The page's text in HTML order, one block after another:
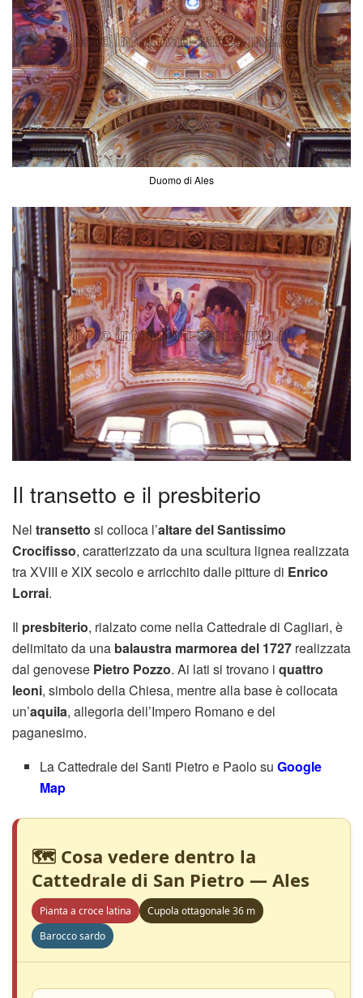
Duomo di Ales
Il transetto e il presbiterio
Nel transetto si colloca l’altare del Santissimo
Crocifisso, caratterizzato da una scultura lignea realizzata
tra XVIII e XIX secolo e arricchito dalle pitture di Enrico
Lorrai.
Il presbiterio, rialzato come nella Cattedrale di Cagliari, è
delimitato da una balaustra marmorea del 1727 realizzata
dal genovese Pietro Pozzo. Ai lati si trovano i quattro
leoni, simbolo della Chiesa, mentre alla base è collocata
un’aquila, allegoria dell’Impero Romano e del
paganesimo.
La Cattedrale dei Santi Pietro e Paolo suGoogle
Map
🗺️ Cosa vedere dentro la
Cattedrale di San Pietro — Ales
Pianta a croce latina
Cupola ottagonale 36 m
Barocco sardo